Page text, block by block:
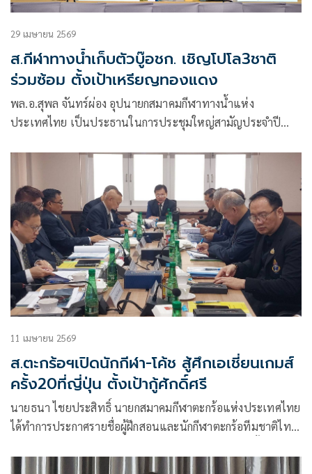
29 เมษายน 2569
ส.กีฬาทางน้ำเก็บตัวบู๊อชก. เชิญโปโล3ชาติ
ร่วมซ้อม ตั้งเป้าเหรียญทองแดง
พล.อ.สุพล จันทร์ผ่อง อุปนายกสมาคมกีฬาทางน้ำแห่ง
ประเทศไทย เป็นประธานในการประชุมใหญ่สามัญประจำปี
เวนชั่น เมื่อวันที่ 27 เมษายน
11 เมษายน 2569
ส.ตะกร้อฯเปิดนักกีฬา-โค้ช สู้ศึกเอเชี่ยนเกมส์
ครั้ง20ที่ญี่ปุ่น ตั้งเป้ากู้ศักดิ์ศรี
นายธนา ไชยประสิทธิ์ นายกสมาคมกีฬาตะกร้อแห่งประเทศไทย
ได้ทำการประกาศรายชื่อผู้ฝึกสอนและนักกีฬาตะกร้อทีมชาติไทย
นครนาโกย่า ประเทศญี่ปุ่น โดยมีเป้าหมายชัดเจนว่าทีมตะกร้อ